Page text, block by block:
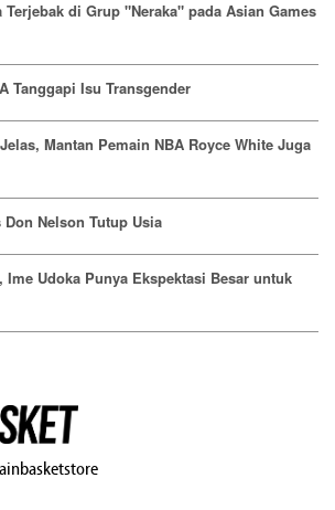
di Grup "Neraka" pada Asian Games
Tanggapi Isu Transgender
Mantan Pemain NBA Royce White Juga
Nelson Tutup Usia
Ime Udoka Punya Ekspektasi Besar untuk